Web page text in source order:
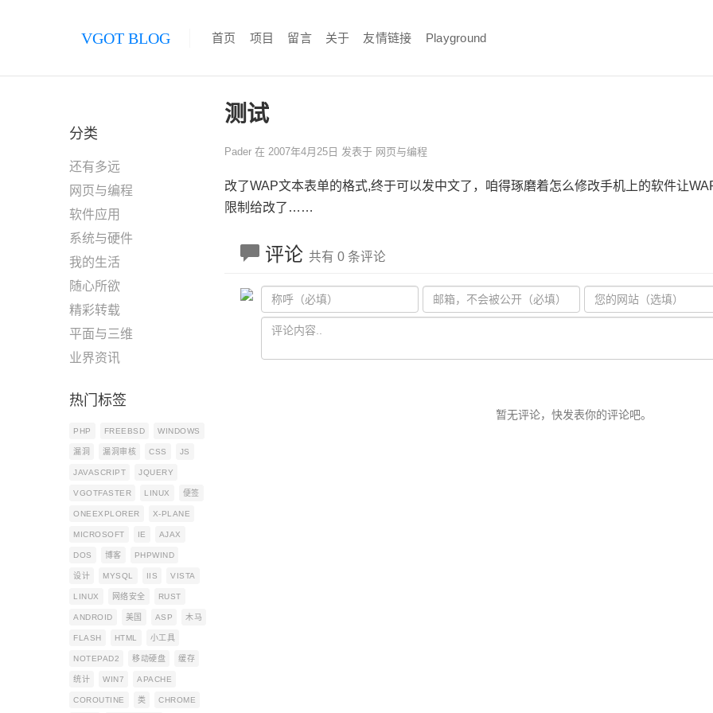
VGOT BLOG 首页 项目 留言 关于 友情链接 Playground
分类
还有多远
网页与编程
软件应用
系统与硬件
我的生活
随心所欲
精彩转载
平面与三维
业界资讯
热门标签
PHP FREEBSD WINDOWS
漏洞 漏洞审核 CSS JS
JAVASCRIPT JQUERY
VGOTFASTER LINUX 便签
ONEEXPLORER X-PLANE
MICROSOFT IE AJAX
DOS 博客 PHPWIND
设计 MYSQL IIS VISTA
LINUX 网络安全 RUST
ANDROID 美国 ASP 木马
FLASH HTML 小工具
NOTEPAD2 移动硬盘 缓存
统计 WIN7 APACHE
COROUTINE 类 CHROME
测试
Pader 在 2007年4月25日 发表于 网页与编程
改了WAP文本表单的格式,终于可以发中文了，咱得琢磨着怎么修改手机上的软件让
限制给改了……
评论 共有 0 条评论
暂无评论，快发表你的评论吧。